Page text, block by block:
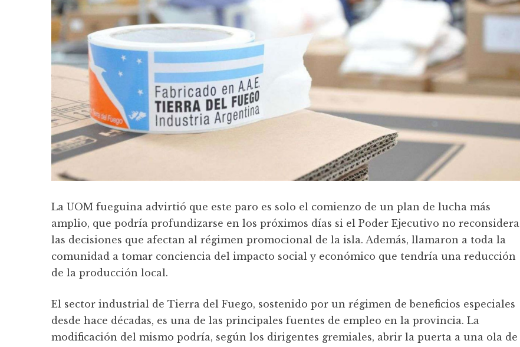
La UOM fueguina advirtió que este paro es solo el comienzo de un plan de lucha más
amplio, que podría profundizarse en los próximos días si el Poder Ejecutivo no reconsidera
las decisiones que afectan al régimen promocional de la isla. Además, llamaron a toda la
comunidad a tomar conciencia del impacto social y económico que tendría una reducción
de la producción local.
El sector industrial de Tierra del Fuego, sostenido por un régimen de beneficios especiales
desde hace décadas, es una de las principales fuentes de empleo en la provincia. La
modificación del mismo podría, según los dirigentes gremiales, abrir la puerta a una ola de